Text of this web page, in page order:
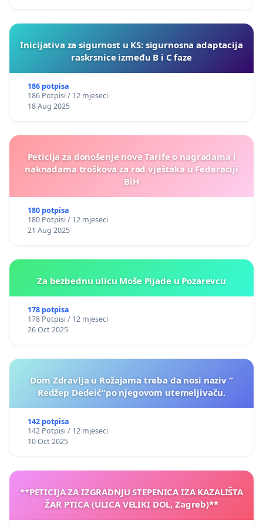
Inicijativa za sigurnost u KS: sigurnosna adaptacija
raskrsnice između B i C faze
186 potpisa
186 Potpisi / 12 mjeseci
18 Aug 2025
Peticija za donošenje nove Tarife o nagradama i
naknadama troškova za rad vještaka u Federaciji
BiH
180 potpisa
180 Potpisi / 12 mjeseci
21 Aug 2025
Za bezbednu ulicu Moše Pijade u Pozarevcu
178 potpisa
178 Potpisi / 12 mjeseci
26 Oct 2025
Dom Zdravlja u Rožajama treba da nosi naziv “
Redžep Dedeić”po njegovom utemeljivaču.
142 potpisa
142 Potpisi / 12 mjeseci
10 Oct 2025
**PETICIJA ZA IZGRADNJU STEPENICA IZA KAZALIŠTA
ŽAR PTICA (ULICA VELIKI DOL, Zagreb)**